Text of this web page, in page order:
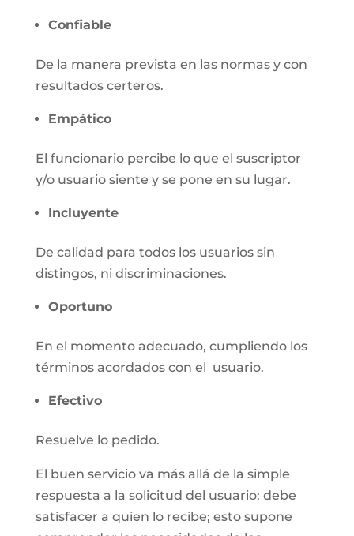
Confiable
De la manera prevista en las normas y con
resultados certeros.
Empático
El funcionario percibe lo que el suscriptor
y/o usuario siente y se pone en su lugar.
Incluyente
De calidad para todos los usuarios sin
distingos, ni discriminaciones.
Oportuno
En el momento adecuado, cumpliendo los
términos acordados con el usuario.
Efectivo
Resuelve lo pedido.
El buen servicio va más allá de la simple
respuesta a la solicitud del usuario: debe
satisfacer a quien lo recibe; esto supone